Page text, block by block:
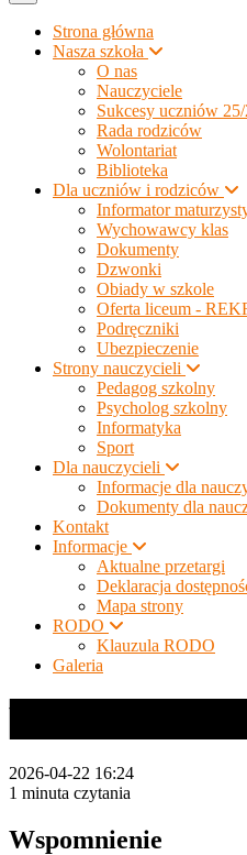
Strona główna
Nasza szkoła
O nas
Nauczyciele
Sukcesy uczniów
Rada rodziców
Wolontariat
Biblioteka
Dla uczniów i rodziców
Informator
Wychowawcy klas
Dokumenty
Dzwonki
Obiady w szkole
Oferta liceum -
Podręczniki
Ubezpieczenie
Strony nauczycieli
Pedagog szkolny
Psycholog szkolny
Informatyka
Sport
Dla nauczycieli
Informacje dla
Dokumenty dla
Kontakt
Informacje
Aktualne przetargi
Deklaracja
Mapa strony
RODO
Klauzula RODO
Galeria
Wspomnienie
2026-04-22 16:24
1 minuta czytania
Wspomnienie